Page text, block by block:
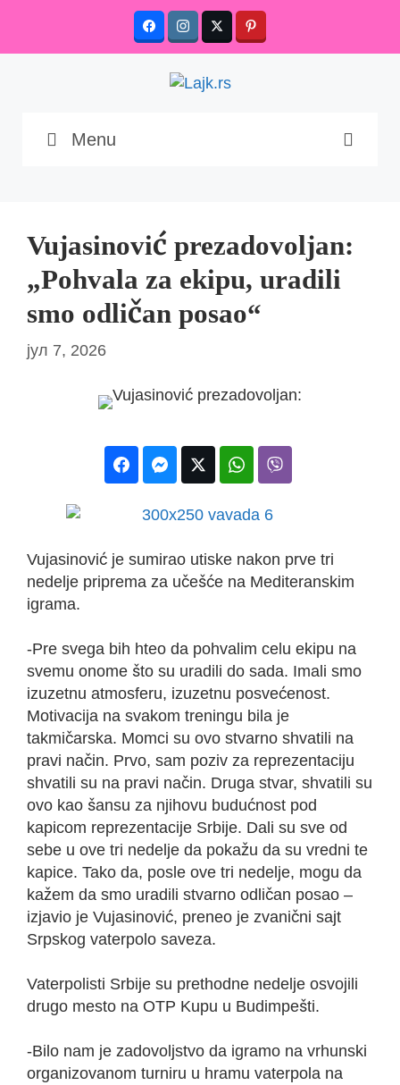
content
Menu
Vujasinović prezadovoljan:
„Pohvala za ekipu, uradili
smo odličan posao“
јул 7, 2026
Vujasinović je sumirao utiske nakon prve tri
nedelje priprema za učešće na Mediteranskim
igrama.
-Pre svega bih hteo da pohvalim celu ekipu na
svemu onome što su uradili do sada. Imali smo
izuzetnu atmosferu, izuzetnu posvećenost.
Motivacija na svakom treningu bila je
takmičarska. Momci su ovo stvarno shvatili na
pravi način. Prvo, sam poziv za reprezentaciju
shvatili su na pravi način. Druga stvar, shvatili su
ovo kao šansu za njihovu budućnost pod
kapicom reprezentacije Srbije. Dali su sve od
sebe u ove tri nedelje da pokažu da su vredni te
kapice. Tako da, posle ove tri nedelje, mogu da
kažem da smo uradili stvarno odličan posao –
izjavio je Vujasinović, preneo je zvanični sajt
Srpskog vaterpolo saveza.
Vaterpolisti Srbije su prethodne nedelje osvojili
drugo mesto na OTP Kupu u Budimpešti.
-Bilo nam je zadovoljstvo da igramo na vrhunski
organizovanom turniru u hramu vaterpola na